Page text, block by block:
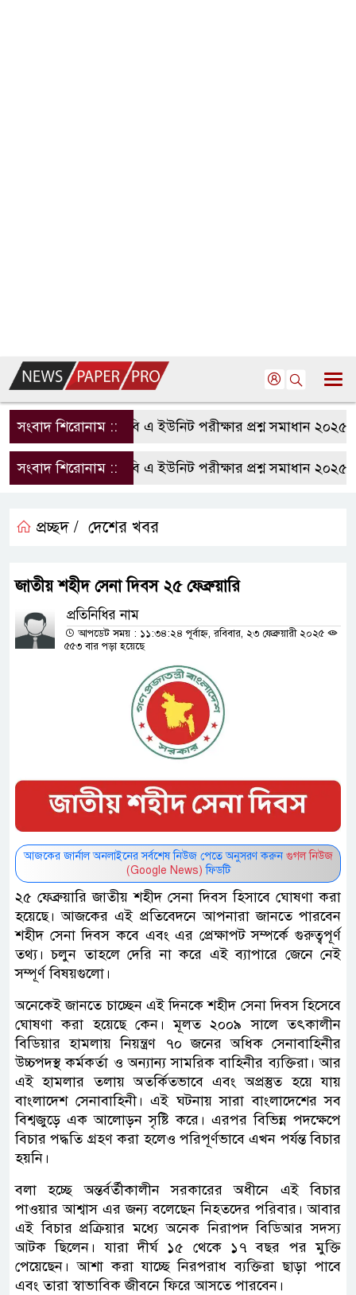
সংবাদ শিরোনাম ::রাবি এ ইউনিট পরীক্ষার প্রশ্ন সমাধান ২০২৫
সংবাদ শিরোনাম ::রাবি এ ইউনিট পরীক্ষার প্রশ্ন সমাধান ২০২৫
প্রচ্ছদ / দেশের খবর
জাতীয় শহীদ সেনা দিবস ২৫ ফেব্রুয়ারি
প্রতিনিধির নাম
আপডেট সময় : ১১:৩৪:২৪ পূর্বাহ্ন, রবিবার, ২৩ ফেব্রুয়ারী ২০২৫
৫৫৩ বার পড়া হয়েছে
আজকের জার্নাল অনলাইনের সর্বশেষ নিউজ পেতে অনুসরণ করুন গুগল নিউজ
(Google News) ফিডটি
২৫ ফেব্রুয়ারি জাতীয় শহীদ সেনা দিবস হিসাবে ঘোষণা করা
হয়েছে। আজকের এই প্রতিবেদনে আপনারা জানতে পারবেন
শহীদ সেনা দিবস কবে এবং এর প্রেক্ষাপট সম্পর্কে গুরুত্বপূর্ণ
তথ্য। চলুন তাহলে দেরি না করে এই ব্যাপারে জেনে নেই
সম্পূর্ণ বিষয়গুলো।
অনেকেই জানতে চাচ্ছেন এই দিনকে শহীদ সেনা দিবস হিসেবে
ঘোষণা করা হয়েছে কেন। মূলত ২০০৯ সালে তৎকালীন
বিডিয়ার হামলায় নিয়ন্ত্রণ ৭০ জনের অধিক সেনাবাহিনীর
উচ্চপদস্থ কর্মকর্তা ও অন্যান্য সামরিক বাহিনীর ব্যক্তিরা। আর
এই হামলার তলায় অতর্কিতভাবে এবং অপ্রস্তুত হয়ে যায়
বাংলাদেশ সেনাবাহিনী। এই ঘটনায় সারা বাংলাদেশের সব
বিশ্বজুড়ে এক আলোড়ন সৃষ্টি করে। এরপর বিভিন্ন পদক্ষেপে
বিচার পদ্ধতি গ্রহণ করা হলেও পরিপূর্ণভাবে এখন পর্যন্ত বিচার
হয়নি।
বলা হচ্ছে অন্তর্বর্তীকালীন সরকারের অধীনে এই বিচার
পাওয়ার আশ্বাস এর জন্য বলেছেন নিহতদের পরিবার। আবার
এই বিচার প্রক্রিয়ার মধ্যে অনেক নিরাপদ বিডিআর সদস্য
আটক ছিলেন। যারা দীর্ঘ ১৫ থেকে ১৭ বছর পর মুক্তি
পেয়েছেন। আশা করা যাচ্ছে নিরপরাধ ব্যক্তিরা ছাড়া পাবে
এবং তারা স্বাভাবিক জীবনে ফিরে আসতে পারবেন।